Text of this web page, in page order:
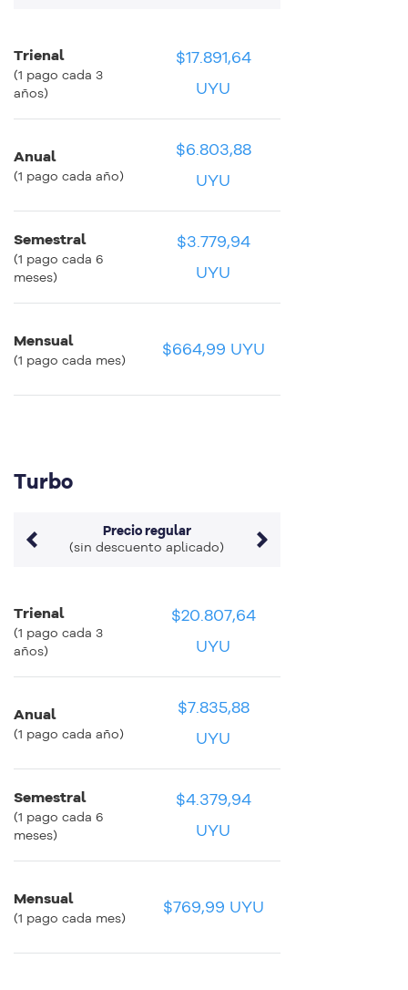
Trienal
(1 pago cada 3
años)
Anual
(1 pago cada año)
Semestral
(1 pago cada 6
meses)
Mensual
(1 pago cada mes)
$496,99 UYU
$566,99 UYU
$629,99 UYU
$664,99 UYU
$17.891,64
UYU
$6.803,88
UYU
$3.779,94
UYU
$664,99 UYU
Turbo
Precio regular
(sin descuento aplicado)
Trienal
(1 pago cada 3
años)
Anual
(1 pago cada año)
Semestral
(1 pago cada 6
meses)
Mensual
(1 pago cada mes)
$577,99 UYU
$652,99 UYU
$729,99 UYU
$769,99 UYU
$20.807,64
UYU
$7.835,88
UYU
$4.379,94
UYU
$769,99 UYU